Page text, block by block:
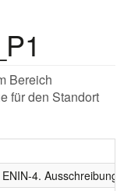
Bereich
für den Standort
4. Ausschreibung